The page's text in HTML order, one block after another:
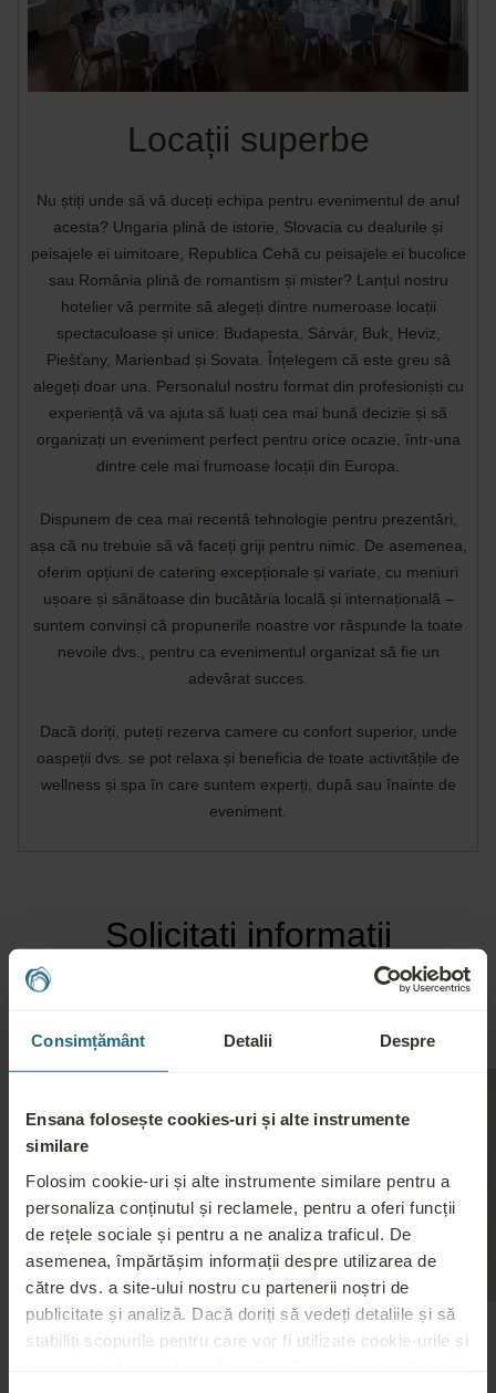
Consimțământ Detalii Despre
Ensana folosește cookies-uri și alte instrumente
similare
Folosim cookie-uri și alte instrumente similare pentru a
personaliza conținutul și reclamele, pentru a oferi funcții
de rețele sociale și pentru a ne analiza traficul. De
asemenea, împărtășim informații despre utilizarea de
către dvs. a site-ului nostru cu partenerii noștri de
publicitate și analiză. Dacă doriți să vedeți detaliile și să
stabiliți scopurile pentru care vor fi utilizate cookie-urile și
Locații superbe
Nu știți unde să vă duceți echipa pentru evenimentul de anul
acesta? Ungaria plină de istorie, Slovacia cu dealurile și
peisajele ei uimitoare, Republica Cehă cu peisajele ei bucolice
sau România plină de romantism și mister? Lanțul nostru
hotelier vă permite să alegeți dintre numeroase locații
spectaculoase și unice: Budapesta, Sárvár, Buk, Heviz,
Piešťany, Marienbad și Sovata. Înțelegem că este greu să
alegeți doar una. Personalul nostru format din profesioniști cu
experiență vă va ajuta să luați cea mai bună decizie și să
organizați un eveniment perfect pentru orice ocazie, într-una
dintre cele mai frumoase locații din Europa.
Dispunem de cea mai recentă tehnologie pentru prezentări,
așa că nu trebuie să vă faceți griji pentru nimic. De asemenea,
oferim opțiuni de catering excepționale și variate, cu meniuri
ușoare și sănătoase din bucătăria locală și internațională –
suntem convinși că propunerile noastre vor răspunde la toate
nevoile dvs., pentru ca evenimentul organizat să fie un
adevărat succes.
Dacă doriți, puteți rezerva camere cu confort superior, unde
oaspeții dvs. se pot relaxa și beneficia de toate activitățile de
wellness și spa în care suntem experți, după sau înainte de
eveniment.
Solicitați informații